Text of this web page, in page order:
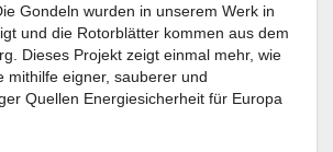
Gondeln wurden in unserem Werk in
und die Rotorblätter kommen aus dem
Dieses Projekt zeigt einmal mehr, wie
mithilfe eigner, sauberer und
Quellen Energiesicherheit für Europa